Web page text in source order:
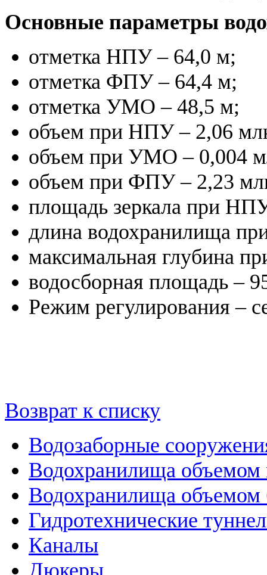
Основные параметры
отметка НПУ – 64,0 м;
отметка ФПУ – 64,4 м;
отметка УМО – 48,5 м;
объем при НПУ – 2,06
объем при УМО – 0,004
объем при ФПУ – 2,23
площадь зеркала при
длина водохранилища
максимальная глубина
водосборная площадь –
Режим регулирования –
Возврат к списку
Водозаборные
Водохранилища
Водохранилища объемом
Гидротехнические
Каналы
Дюкеры